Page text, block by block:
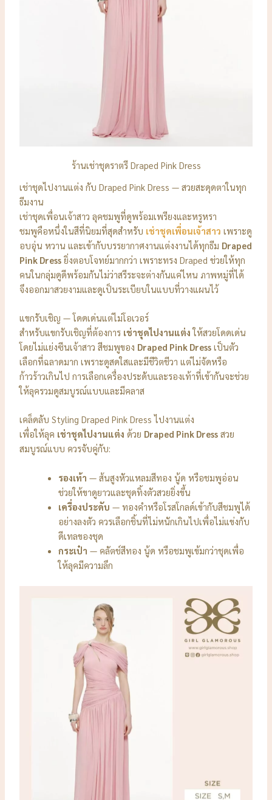
ร้านเช่าชุดราตรี Draped Pink Dress
เช่าชุดไปงานแต่ง กับ Draped Pink Dress — สวยสะดุดตาในทุก
ธีมงาน
เช่าชุดเพื่อนเจ้าสาว ลุคชมพูที่ดูพร้อมเพรียงและหรูหรา
ชมพูคือหนึ่งในสีที่นิยมที่สุดสำหรับ เช่าชุดเพื่อนเจ้าสาว เพราะดู
อบอุ่น หวาน และเข้ากับบรรยากาศงานแต่งงานได้ทุกธีม Draped
Pink Dress ยิ่งตอบโจทย์มากกว่า เพราะทรง Draped ช่วยให้ทุก
คนในกลุ่มดูดีพร้อมกันไม่ว่าสรีระจะต่างกันแค่ไหน ภาพหมู่ที่ได้
จึงออกมาสวยงามและดูเป็นระเบียบในแบบที่วางแผนไว้
แขกรับเชิญ — โดดเด่นแต่ไม่โอเวอร์
สำหรับแขกรับเชิญที่ต้องการ เช่าชุดไปงานแต่งให้สวยโดดเด่น
โดยไม่แย่งซีนเจ้าสาว สีชมพูของ Draped Pink Dress เป็นตัว
เลือกที่ฉลาดมาก เพราะดูสดใสและมีชีวิตชีวา แต่ไม่จัดหรือ
ก้าวร้าวเกินไป การเลือกเครื่องประดับและรองเท้าที่เข้ากันจะช่วย
ให้ลุครวมดูสมบูรณ์แบบและมีคลาส
เคล็ดลับ Styling Draped Pink Dress ไปงานแต่ง
เพื่อให้ลุค เช่าชุดไปงานแต่ง ด้วย Draped Pink Dress สวย
สมบูรณ์แบบ ควรจับคู่กับ:
รองเท้า — ส้นสูงหัวแหลมสีทอง นู้ด หรือชมพูอ่อน
ช่วยให้ขาดูยาวและชุดทิ้งตัวสวยยิ่งขึ้น
เครื่องประดับ — ทองคำหรือโรสโกลด์เข้ากับสีชมพูได้
อย่างลงตัว ควรเลือกชิ้นที่ไม่หนักเกินไปเพื่อไม่แข่งกับ
ดีเทลของชุด
กระเป๋า — คลัตช์สีทอง นู้ด หรือชมพูเข้มกว่าชุดเพื่อ
ให้ลุคมีความลึก